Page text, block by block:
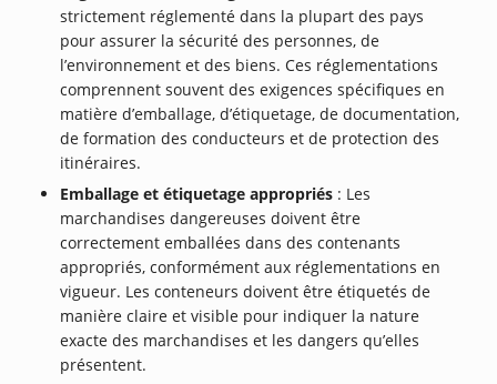
strictement réglementé dans la plupart des pays
pour assurer la sécurité des personnes, de
l’environnement et des biens. Ces réglementations
comprennent souvent des exigences spécifiques en
matière d’emballage, d’étiquetage, de documentation,
de formation des conducteurs et de protection des
itinéraires.
Emballage et étiquetage appropriés : Les
marchandises dangereuses doivent être
correctement emballées dans des contenants
appropriés, conformément aux réglementations en
vigueur. Les conteneurs doivent être étiquetés de
manière claire et visible pour indiquer la nature
exacte des marchandises et les dangers qu’elles
présentent.